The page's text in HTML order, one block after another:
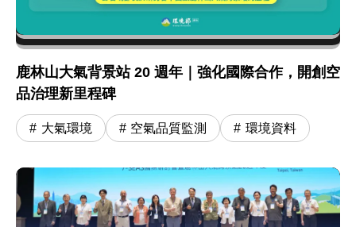
鹿林山大氣背景站 20 週年｜強化國際合作，開創空
品治理新里程碑
大氣環境 空氣品質監測 環境資料